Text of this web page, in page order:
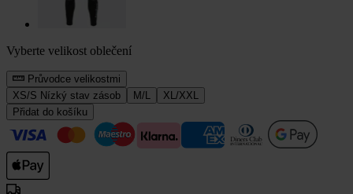
Vyberte velikost oblečení
Průvodce velikostmi
XS/S Nízký stav zásob M/L
XL/XXL
Přidat do košíku